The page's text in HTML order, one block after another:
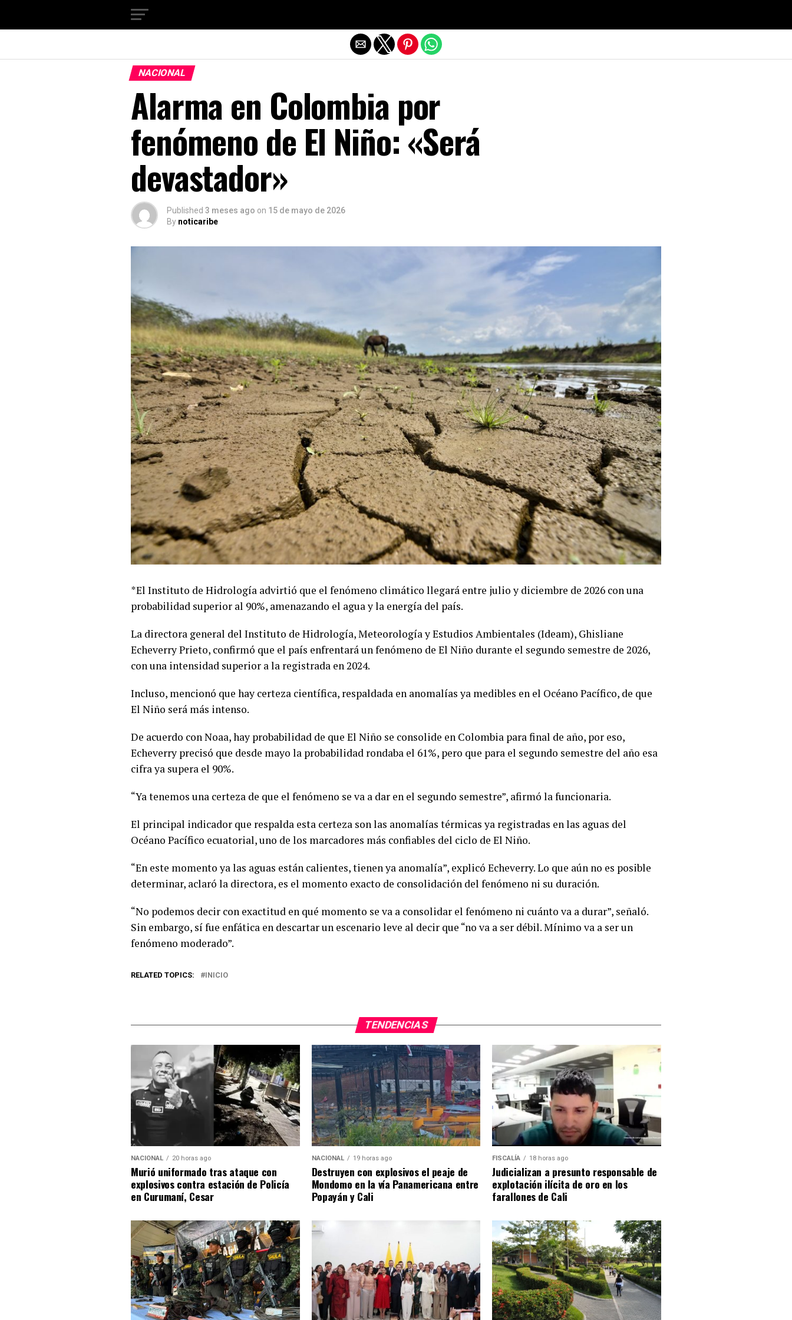
NACIONAL
Alarma en Colombia por
fenómeno de El Niño: «Será
devastador»
Published 3 meses ago on 15 de mayo de 2026
By noticaribe
*El Instituto de Hidrología advirtió que el fenómeno climático llegará entre julio y diciembre de 2026 con una
probabilidad superior al 90%, amenazando el agua y la energía del país.
La directora general del Instituto de Hidrología, Meteorología y Estudios Ambientales (Ideam), Ghisliane
Echeverry Prieto, confirmó que el país enfrentará un fenómeno de El Niño durante el segundo semestre de 2026,
con una intensidad superior a la registrada en 2024.
Incluso, mencionó que hay certeza científica, respaldada en anomalías ya medibles en el Océano Pacífico, de que
El Niño será más intenso.
De acuerdo con Noaa, hay probabilidad de que El Niño se consolide en Colombia para final de año, por eso,
Echeverry precisó que desde mayo la probabilidad rondaba el 61%, pero que para el segundo semestre del año esa
cifra ya supera el 90%.
“Ya tenemos una certeza de que el fenómeno se va a dar en el segundo semestre”, afirmó la funcionaria.
El principal indicador que respalda esta certeza son las anomalías térmicas ya registradas en las aguas del
Océano Pacífico ecuatorial, uno de los marcadores más confiables del ciclo de El Niño.
“En este momento ya las aguas están calientes, tienen ya anomalía”, explicó Echeverry. Lo que aún no es posible
determinar, aclaró la directora, es el momento exacto de consolidación del fenómeno ni su duración.
“No podemos decir con exactitud en qué momento se va a consolidar el fenómeno ni cuánto va a durar”, señaló.
Sin embargo, sí fue enfática en descartar un escenario leve al decir que “no va a ser débil. Mínimo va a ser un
fenómeno moderado”.
RELATED TOPICS: INICIO
TENDENCIAS
NACIONAL 20 horas ago
Murió uniformado tras ataque con
explosivos contra estación de Policía
en Curumaní, Cesar
NACIONAL 19 horas ago
Destruyen con explosivos el peaje de
Mondomo en la vía Panamericana entre
Popayán y Cali
FISCALÍA 18 horas ago
Judicializan a presunto responsable de
explotación ilícita de oro en los
farallones de Cali